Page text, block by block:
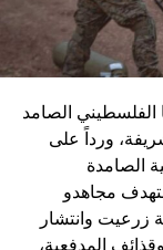
الفلسطيني الصامد
ورداً على
الصامدة
مجاهدو
يوم الاثنين 19-8-2024 ثكنة زرعيت وانتشار
المدفعية،